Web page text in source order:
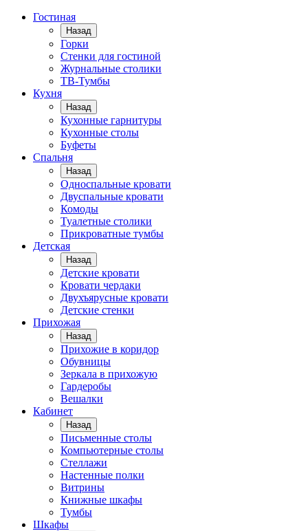
Гостиная
Назад
Горки
Стенки для гостиной
Журнальные столики
TВ-Тумбы
Кухня
Назад
Кухонные гарнитуры
Кухонные столы
Буфеты
Спальня
Назад
Односпальные кровати
Двуспальные кровати
Комоды
Туалетные столики
Прикроватные тумбы
Детская
Назад
Детские кровати
Кровати чердаки
Двухъярусные кровати
Детские стенки
Прихожая
Назад
Прихожие в коридор
Обувницы
Зеркала в прихожую
Гардеробы
Вешалки
Кабинет
Назад
Письменные столы
Компьютерные столы
Стеллажи
Настенные полки
Витрины
Книжные шкафы
Тумбы
Шкафы